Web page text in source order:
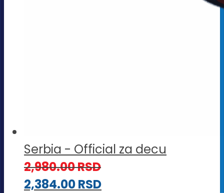
Serbia - Official za decu
2,980.00RSD
2,384.00RSD